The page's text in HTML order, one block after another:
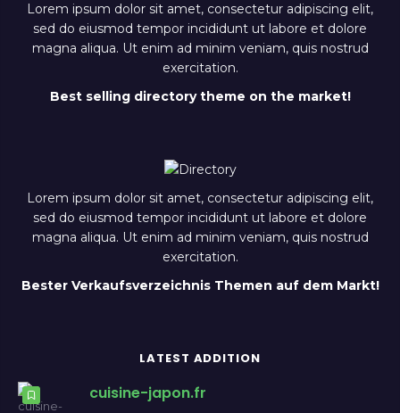
Lorem ipsum dolor sit amet, consectetur adipiscing elit,
sed do eiusmod tempor incididunt ut labore et dolore
magna aliqua. Ut enim ad minim veniam, quis nostrud
exercitation.
Best selling directory theme on the market!
Lorem ipsum dolor sit amet, consectetur adipiscing elit,
sed do eiusmod tempor incididunt ut labore et dolore
magna aliqua. Ut enim ad minim veniam, quis nostrud
exercitation.
Bester Verkaufsverzeichnis Themen auf dem Markt!
LATEST ADDITION
cuisine-japon.fr